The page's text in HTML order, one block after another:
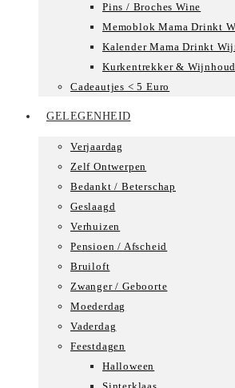
Pins / Broches Wine
Memoblok Mama Drinkt
Kalender Mama Drinkt
Kurkentrekker &
Cadeautjes < 5 Euro
GELEGENHEID
Verjaardag
Zelf Ontwerpen
Bedankt / Beterschap
Geslaagd
Verhuizen
Pensioen / Afscheid
Bruiloft
Zwanger / Geboorte
Moederdag
Vaderdag
Feestdagen
Halloween